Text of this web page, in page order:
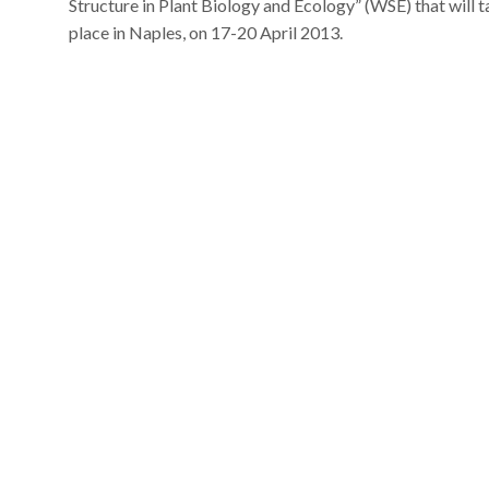
Structure in Plant Biology and Ecology” (WSE) that will
place in Naples, on 17-20 April 2013.